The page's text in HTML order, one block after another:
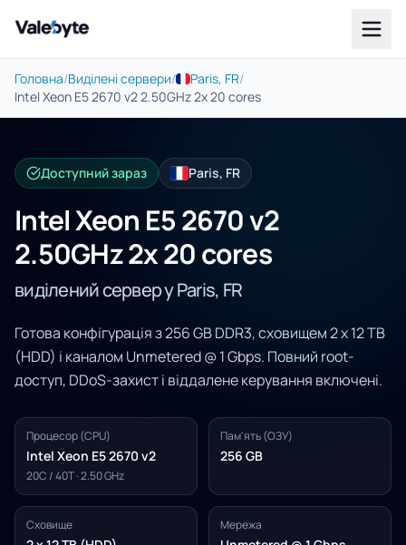
Valebyte
Головна/Виділені сервери/ Paris, FR/
Intel Xeon E5 2670 v2 2.50GHz 2x 20 cores
Доступний зараз Paris, FR
Intel Xeon E5 2670 v2
2.50GHz 2x 20 cores
виділений сервер у Paris, FR
Готова конфігурація з 256 GB DDR3, сховищем 2 x 12 TB
(HDD) і каналом Unmetered @ 1 Gbps. Повний root-
доступ, DDoS-захист і віддалене керування включені.
Процесор (CPU)
Intel Xeon E5 2670 v2
20C / 40T · 2.50 GHz
Пам'ять (ОЗУ)
256 GB
Сховище Мережа